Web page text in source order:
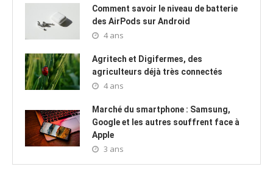
Comment savoir le niveau de batterie
des AirPods sur Android
4 ans
Agritech et Digifermes, des
agriculteurs déjà très connectés
4 ans
Marché du smartphone : Samsung,
Google et les autres souffrent face à
Apple
3 ans